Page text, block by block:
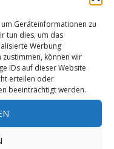
Geräteinformationen zu
tun dies, um das
Werbung
zustimmen, können wir
IDs auf dieser Website
erteilen oder
beeinträchtigt werden.
Deux